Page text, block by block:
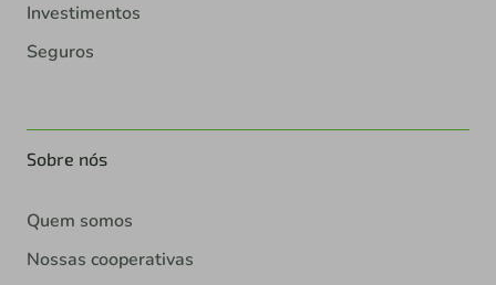
Investimentos
Seguros
Sobre nós
Quem somos
Nossas cooperativas